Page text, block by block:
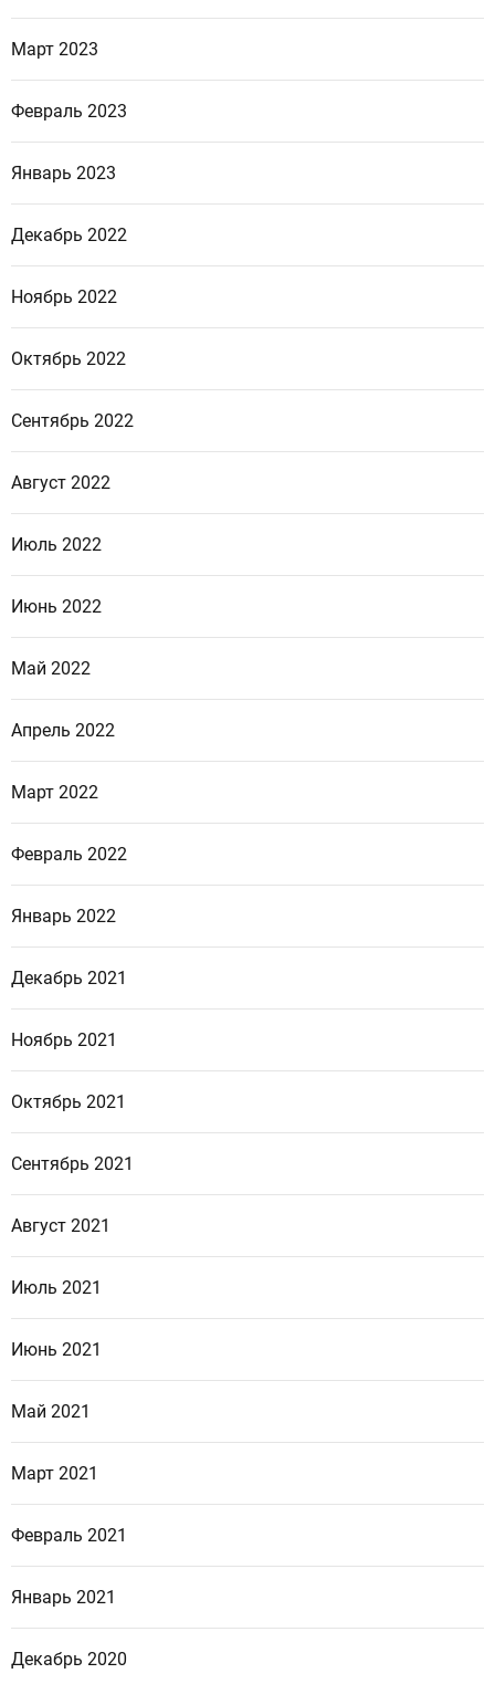
Март 2023
Февраль 2023
Январь 2023
Декабрь 2022
Ноябрь 2022
Октябрь 2022
Сентябрь 2022
Август 2022
Июль 2022
Июнь 2022
Май 2022
Апрель 2022
Март 2022
Февраль 2022
Январь 2022
Декабрь 2021
Ноябрь 2021
Октябрь 2021
Сентябрь 2021
Август 2021
Июль 2021
Июнь 2021
Май 2021
Март 2021
Февраль 2021
Январь 2021
Декабрь 2020